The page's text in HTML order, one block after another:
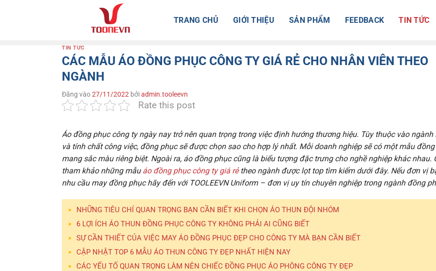
TRANG CHỦ GIỚI THIỆU SẢN PHẨM FEEDBACK TIN TỨC
TIN TỨC
CÁC MẪU ÁO ĐỒNG PHỤC CÔNG TY GIÁ RẺ CHO NHÂN VIÊN THEO
NGÀNH
Đăng vào27/11/2022 bởiadmin.tooleevn
Rate this post
Áo đồng phục công tyngày nay trở nên quan trọng trong việc định hướng thương hiệu. Tùy thuộc vào ngành
và tính chất công việc, đồng phục sẽ được chọn sao cho hợp lý nhất. Mỗi doanh nghiệp sẽ có một mẫu
mang sắc màu riêng biệt. Ngoài ra, áo đồng phục cũng là biểu tượng đặc trưng cho nghề nghiệp khác nhau.
tham khảo những mẫu áo đồng phục công ty giá rẻtheo ngành được lọt top tìm kiếm dưới đây. Nếu đơn vị
nhu cầu may đồng phục hãy đến với TOOLEEVN Uniform– đơn vị uy tín chuyên nghiệp trong ngành đồng
NHỮNG TIÊU CHÍ QUAN TRỌNG BẠN CẦN BIẾT KHI CHỌN ÁO THUN ĐỘI NHÓM
6 LỢI ÍCH ÁO THUN ĐỒNG PHỤC CÔNG TY KHÔNG PHẢI AI CŨNG BIẾT
SỰ CẦN THIẾT CỦA VIỆC MAY ÁO ĐỒNG PHỤC ĐẸP CHO CÔNG TY MÀ BẠN CẦN BIẾT
CẬP NHẬT TOP 6 MẪU ÁO THUN CÔNG TY ĐẸP NHẤT HIỆN NAY
CÁC YẾU TỐ QUAN TRỌNG LÀM NÊN CHIẾC ĐỒNG PHỤC ÁO PHÔNG CÔNG TY ĐẸP